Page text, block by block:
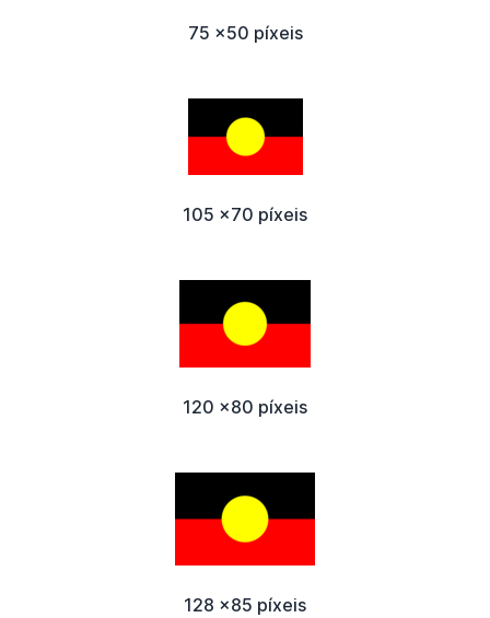
75 x50 píxeis
105 x70 píxeis
120 x80 píxeis
128 x85 píxeis